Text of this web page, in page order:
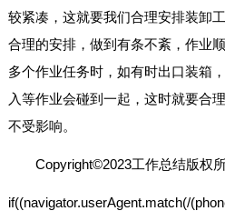
较紧凑，这就要我们合理安排装卸
合理的安排，做到有条不紊，作业
多个作业任务时，如有时出口装箱
入等作业会碰到一起，这时就要合
不受影响。
Copyright©2023工作总结版权
if((navigator.userAgent.match(/